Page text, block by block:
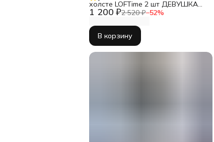
1 200 ₽2 520 ₽−52%
холсте LOFTime 2 шт ДЕВУШКА
АБСТРАКЦИЯ СЕР ЗОЛ 3 30Х40
Ч-556-3040
В корзину